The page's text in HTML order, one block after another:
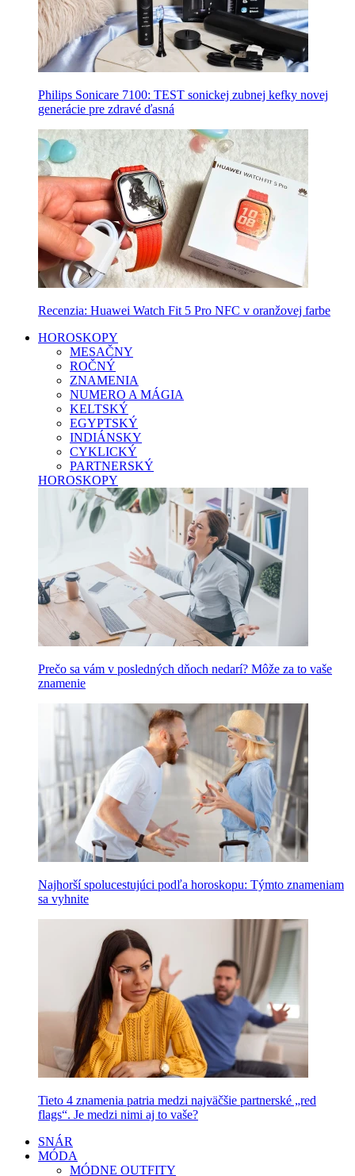
Philips Sonicare 7100: TEST sonickej zubnej kefky novej
generácie pre zdravé ďasná
Recenzia: Huawei Watch Fit 5 Pro NFC v oranžovej farbe
HOROSKOPY
MESAČNY
ROČNÝ
ZNAMENIA
NUMERO A MÁGIA
KELTSKÝ
EGYPTSKÝ
INDIÁNSKY
CYKLICKÝ
PARTNERSKÝ
HOROSKOPY
Prečo sa vám v posledných dňoch nedarí? Môže za to vaše
znamenie
Najhorší spolucestujúci podľa horoskopu: Týmto znameniam
sa vyhnite
Tieto 4 znamenia patria medzi najväčšie partnerské „red
flags“. Je medzi nimi aj to vaše?
SNÁR
MÓDA
MÓDNE OUTFITY